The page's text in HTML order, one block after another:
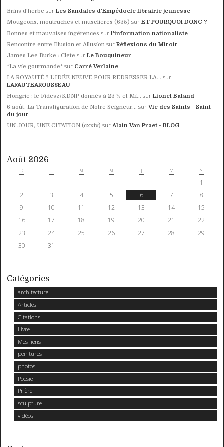
Brins d’herbe surLes Sandales d'Empédocle librairie jeunesse
Mougeons, moutruches et muselières (635) surET POURQUOI DONC ?
Bonnes et mauvaises ingérences surl'information nationaliste
Rencontre entre Illusion et Allusion surRéflexions du Miroir
James Lee Burke : Clete surLe Bouquineur
*La vie gourmande* sur Carré Verlaine
LA ROYAUTÉ ? L'IDÉE NEUVE POUR REDRESSER LA... sur
LAFAUTEAROUSSEAU
Hongrie : le Fidesz/KDNP donnés à 23 % et Mi... surLionel Baland
6 août. La Transfiguration de Notre Seigneur... surVie des Saints - Saint
du jour
UN JOUR, UNE CITATION (cxxiv) surAlain Van Praet - BLOG
Août 2026
D L M M V S
1
2
3 4 5 6 7
8
9
10 11 12 13 14
15
16
17 18 19 20 21
22
23
24 25 26 27 28
29
30
31
Catégories
architecture
Articles
Citations
Livre
Mes liens
peintures
photos
Poésie
Prière
sculpture
vidéos